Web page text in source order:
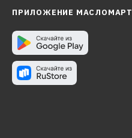
ПРИЛОЖЕНИЕ МАСЛОМАРТ